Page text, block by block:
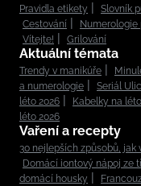
Pravidla etikety Slovník
Cestování
Numerologie
Vítejte!
Grilování
Aktuální témata
Trendy v manikúře
a numerologie
Seriál
léto 2026
Kabelky na
léto 2026
Vaření a recepty
30 nejlepších způsobů, jak
Domácí iontový nápoj ze
domácí housky